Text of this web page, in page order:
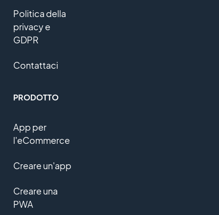
Politica della
privacy e
GDPR
Contattaci
PRODOTTO
App per
l'eCommerce
Creare un'app
Creare una
PWA